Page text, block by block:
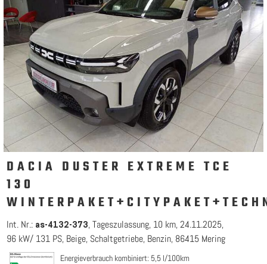
DACIA DUSTER EXTREME TCE
130
Int. Nr.: as-4132-373 Tageszulassung 10 km 24.11.2025
96 kW/ 131 PS Beige Schaltgetriebe Benzin 86415 Mering
Energieverbrauch kombiniert: 5,5 l/100km